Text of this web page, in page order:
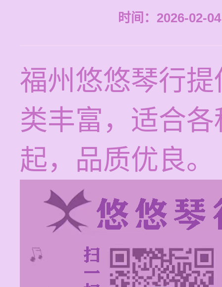
时间：2026-02-
福州悠悠琴行
类丰富，适合
起，品质优良。